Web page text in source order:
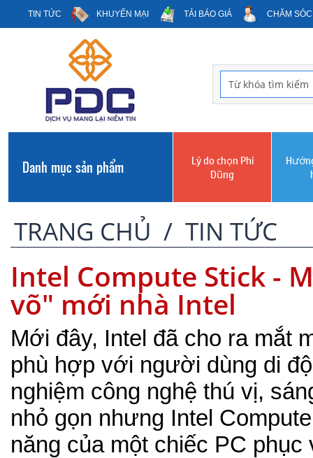
TIN TỨC KHUYẾN MẠI TẢI BÁO GIÁ CHĂM
Danh mục sản phẩm
Lý do chọn Phi
Dũng
TRANG CHỦ / TIN TỨC
Intel Compute Stick -
võ" mới nhà Intel
Mới đây, Intel đã cho ra mắt
phù hợp với người dùng di
nghiệm công nghệ thú vị,
nhỏ gọn nhưng Intel
năng của một chiếc PC